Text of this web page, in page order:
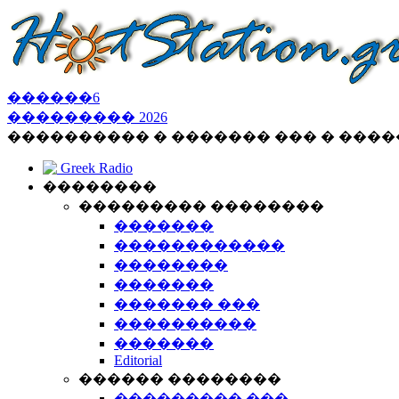
������6
��������� 2026
���������� � ������� ��� �
Greek Radio
��������
��������� ��������
�������
������������
��������
�������
������� ���
����������
�������
Editorial
������ ��������